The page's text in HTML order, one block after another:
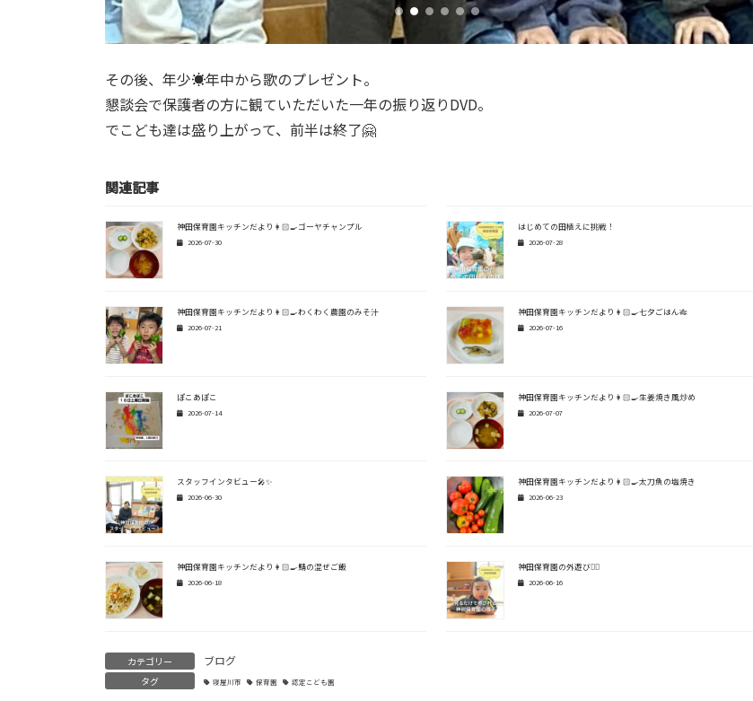
その後、年少☀︎年中から歌のプレゼント。
懇談会で保護者の方に観ていただいた一年の振り返りDVD。
でこども達は盛り上がって、前半は終了🤗
関連記事
神田保育園キッチンだより👩🏻‍🍳ゴーヤチャンプル
2026-07-30
はじめての田植えに挑戦！
2026-07-28
神田保育園キッチンだより👩🏻‍🍳わくわく農園のみそ汁
2026-07-21
神田保育園キッチンだより👩🏻‍🍳七夕ごはん🎋
2026-07-16
ぽこあぽこ
2026-07-14
神田保育園キッチンだより👩🏻‍🍳生姜焼き風炒め
2026-07-07
スタッフインタビュー🎤✨
2026-06-30
神田保育園キッチンだより👩🏻‍🍳太刀魚の塩焼き
2026-06-23
神田保育園キッチンだより👩🏻‍🍳鯖の混ぜご飯
2026-06-18
神田保育園の外遊び🏃‍♂️
2026-06-16
カテゴリー ブログ
タグ 寝屋川市 保育園 認定こども園